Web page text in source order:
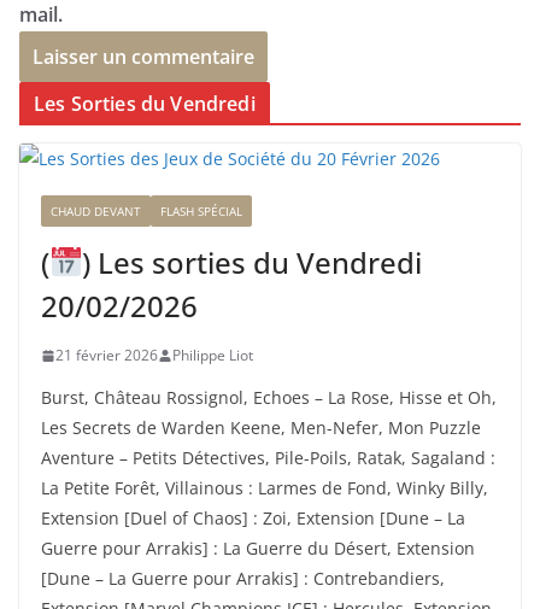
mail.
Les Sorties du Vendredi
CHAUD DEVANT FLASH SPÉCIAL
(
) Les sorties du Vendredi
20/02/2026
21 février 2026 Philippe Liot
Burst, Château Rossignol, Echoes – La Rose, Hisse et Oh,
Les Secrets de Warden Keene, Men-Nefer, Mon Puzzle
Aventure – Petits Détectives, Pile-Poils, Ratak, Sagaland :
La Petite Forêt, Villainous : Larmes de Fond, Winky Billy,
Extension [Duel of Chaos] : Zoi, Extension [Dune – La
Guerre pour Arrakis] : La Guerre du Désert, Extension
[Dune – La Guerre pour Arrakis] : Contrebandiers,